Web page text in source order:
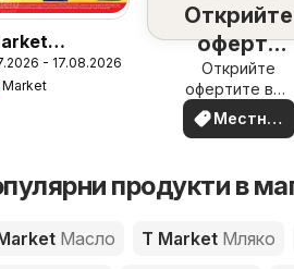
- Карта
- 17.08.2026
Market
Открийте
оферти
наблизо
Открийте
офертите във
вашия район
Местни
оферти
продукти в
Масло T Market Мляко